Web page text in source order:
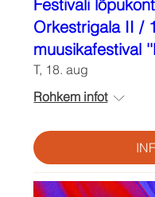
Festivali
Orkestrigala II /
muusikafestival
T, 18. aug
Rohkem infot